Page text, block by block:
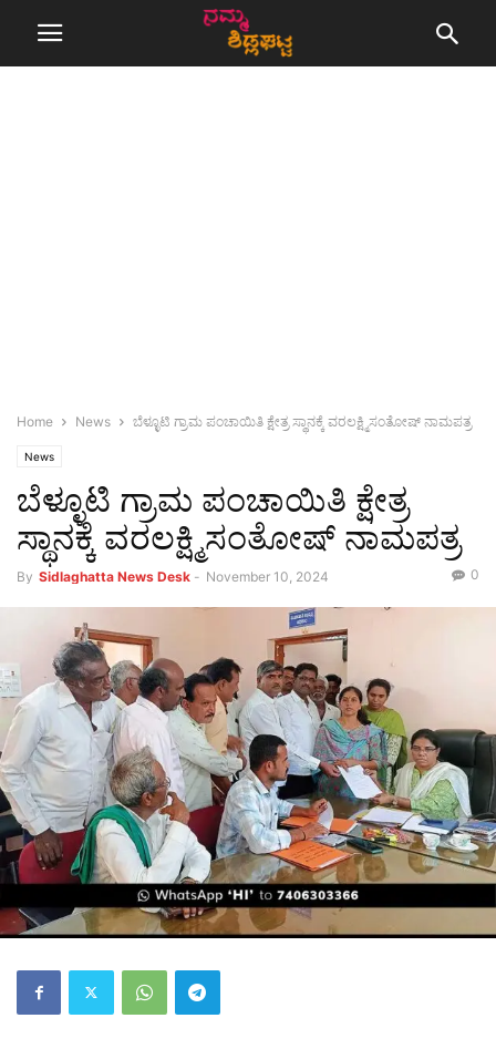
Home News ಬೆಳ್ಳೂಟಿ ಗ್ರಾಮ ಪಂಚಾಯಿತಿ ಕ್ಷೇತ್ರ ಸ್ಥಾನಕ್ಕೆ ವರಲಕ್ಷ್ಮಿಸಂತೋಷ್ ನಾಮಪತ್ರ
News
ಬೆಳ್ಳೂಟಿ ಗ್ರಾಮ ಪಂಚಾಯಿತಿ ಕ್ಷೇತ್ರ
ಸ್ಥಾನಕ್ಕೆ ವರಲಕ್ಷ್ಮಿಸಂತೋಷ್ ನಾಮಪತ್ರ
By Sidlaghatta News Desk - November 10, 2024 0